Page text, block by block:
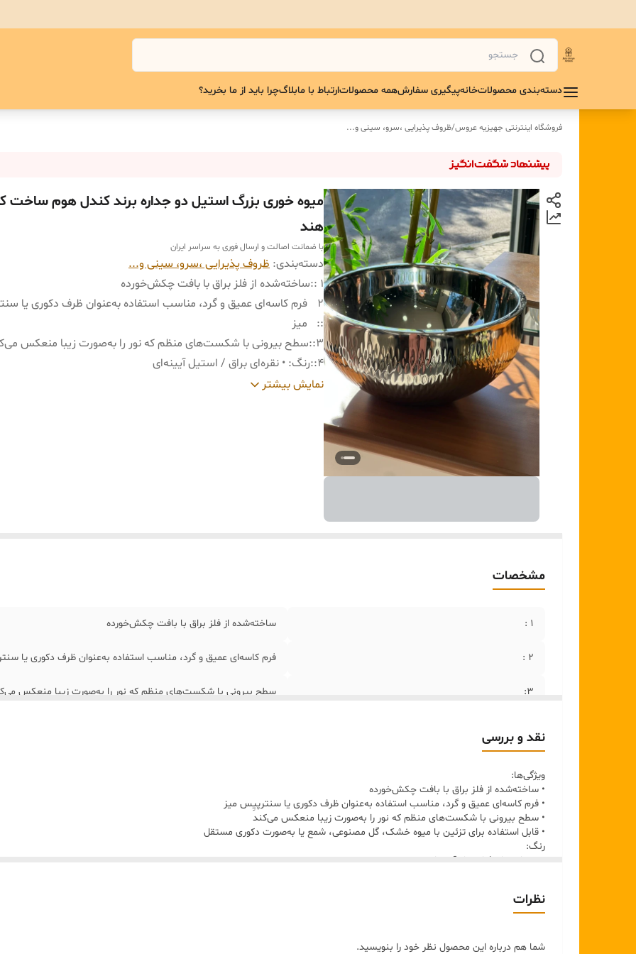
دسته‌بندی محصولاتخانهپیگیری سفارشهمه محصولاتارتباط با مابلاگچرا باید از ما بخرید؟
فروشگاه اینترنتی جهیزیه عروس/ظروف پذیرایی ،سرو، سینی و‌...
میوه خوری بزرگ استیل دو جداره برند کندل هوم ساخت
هند
با ضمانت اصالت و ارسال فوری به سراسر ایران
دسته‌بندی: ظروف پذیرایی ،سرو، سینی و‌...
۱ : :ساخته‌شده از فلز براق با بافت چکش‌خورده
۲
:
:
فرم کاسه‌ای عمیق و گرد، مناسب استفاده به‌عنوان ظرف دکوری یا
میز
۳: :سطح بیرونی با شکست‌های منظم که نور را به‌صورت زیبا منعکس
۴: :رنگ: • نقره‌ای براق / استیل آیینه‌ای
۵ : :قطر: ۴۰ سانتی‌متر • ارتفاع: ۲۰ سانتی‌متر • عمق داخلی: 9–11 سانتی‌متر
نمایش بیشتر
مشخصات
۱ : ساخته‌شده از فلز براق با بافت چکش‌خورده
۲ : فرم کاسه‌ای عمیق و گرد، مناسب استفاده به‌عنوان ظرف دکوری یا
۳: سطح بیرونی با شکست‌های منظم که نور را به‌صورت زیبا منعکس
نقد و بررسی
ویژگی‌ها:
• ساخته‌شده از فلز براق با بافت چکش‌خورده
• فرم کاسه‌ای عمیق و گرد، مناسب استفاده به‌عنوان ظرف دکوری یا سنترپیِس میز
• سطح بیرونی با شکست‌های منظم که نور را به‌صورت زیبا منعکس می‌کند
• قابل استفاده برای تزئین با میوه خشک، گل مصنوعی، شمع یا به‌صورت دکوری مستقل
رنگ:
• نقره‌ای براق / استیل آیینه‌ای
ابعاد:
• قطر: 22–26 سانتی‌متر
• عمق داخلی: 9–11 سانتی‌متر
نظرات
شما هم درباره این محصول نظر خود را بنویسید.